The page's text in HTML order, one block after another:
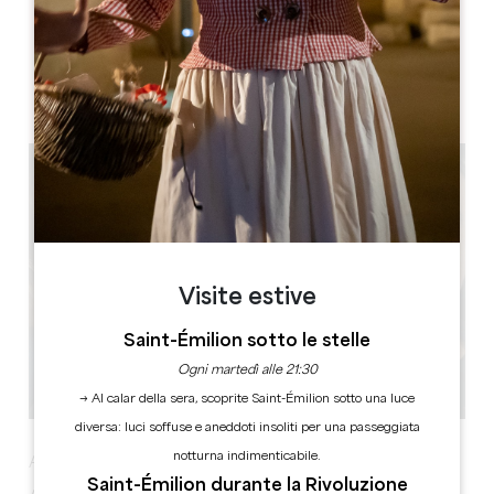
Apertura della stagione - Concerto di Moonshine
Château La Fleur Picon
1, Picon
33330 Saint-Émilion
Visite estive
Saint-Émilion sotto le stelle
Ogni martedì alle 21:30
→ Al calar della sera, scoprite Saint-Émilion sotto una luce
diversa: luci soffuse e aneddoti insoliti per una passeggiata
notturna indimenticabile.
Saint-Émilion durante la Rivoluzione